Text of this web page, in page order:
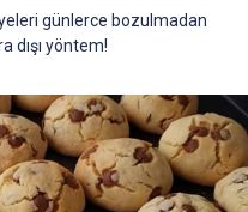
günlerce bozulmadan
dışı yöntem!